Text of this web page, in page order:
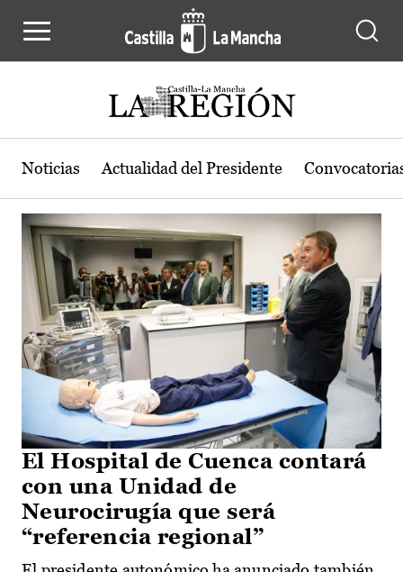
Actualidad de la región de Castilla-
Noticias Actualidad del Presidente
El Hospital de Cuenca contará
con una Unidad de
Neurocirugía que será
“referencia regional”